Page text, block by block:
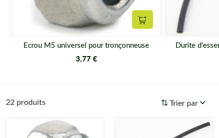
Ajouter au panier
Ecrou M5 universel pour tronçonneuse
3,77 €
Durite
22 produits Trier par